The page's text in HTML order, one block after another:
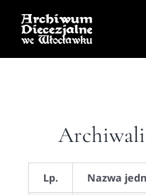
Skip
content
Lp. Nazwa